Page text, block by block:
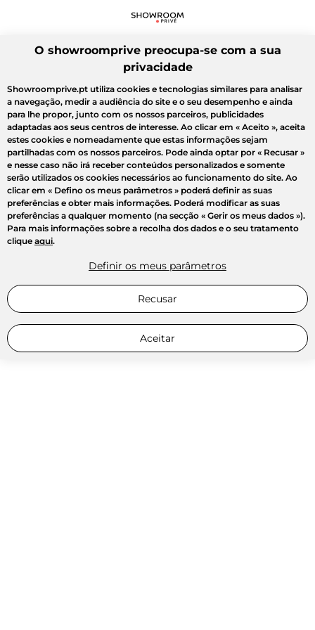
O showroomprive preocupa-se com a sua
privacidade
Showroomprive.pt utiliza cookies e tecnologias similares para analisar
a navegação, medir a audiência do site e o seu desempenho e ainda
para lhe propor, junto com os nossos parceiros, publicidades
adaptadas aos seus centros de interesse. Ao clicar em « Aceito », aceita
estes cookies e nomeadamente que estas informações sejam
partilhadas com os nossos parceiros. Pode ainda optar por « Recusar »
e nesse caso não irá receber conteúdos personalizados e somente
serão utilizados os cookies necessários ao funcionamento do site. Ao
clicar em « Defino os meus parâmetros » poderá definir as suas
preferências e obter mais informações. Poderá modificar as suas
preferências a qualquer momento (na secção « Gerir os meus dados »).
Para mais informações sobre a recolha dos dados e o seu tratamento
clique aqui.
Definir os meus parâmetros
Recusar
Aceitar